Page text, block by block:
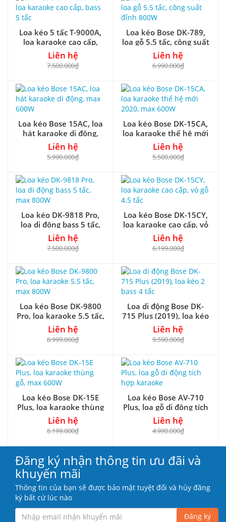
Loa kéo 5 tấc T-9000A,
loa karaoke cao cấp,
bass 5 tấc
Liên hệ
7.500.000₫
Loa kéo Bose DK-789,
loa gỗ 5.5 tấc, công suất
đỉnh 800W
Liên hệ
6.990.000₫
Loa kéo Bose 15AC, loa
hát karaoke di động,
max 600W
Liên hệ
5.990.000₫
Loa kéo Bose DK-15CA,
loa karaoke thế hệ mới
2020, max 600W
Liên hệ
5.500.000₫
Loa kéo DK-9818 Pro,
loa di động bass 5 tấc,
max 800W
Liên hệ
7.500.000₫
Loa kéo Bose DK-15CY,
loa karaoke cao cấp, vỏ
gỗ 4.5 tấc
Liên hệ
6.199.000₫
Loa kéo Bose DK-9800
Pro, loa karaoke 5.5 tấc,
max 800W
Liên hệ
8.999.000₫
Loa di động Bose DK-
715 Plus (2019), loa kéo
2 bass 4 tấc
Liên hệ
9.590.000₫
Loa kéo Bose DK-15E
Plus, loa karaoke thùng
gỗ, max 600W
Liên hệ
6.199.000₫
Loa kéo Bose AV-710
Plus, loa gỗ di động tích
hợp karaoke
Liên hệ
4.990.000₫
Đăng ký nhận thông tin ưu đãi và
khuyến mãi
Thông tin của bạn sẽ được bảo mật tuyệt đối và hủy đăng
ký bất cứ lúc nào
Đăng ký